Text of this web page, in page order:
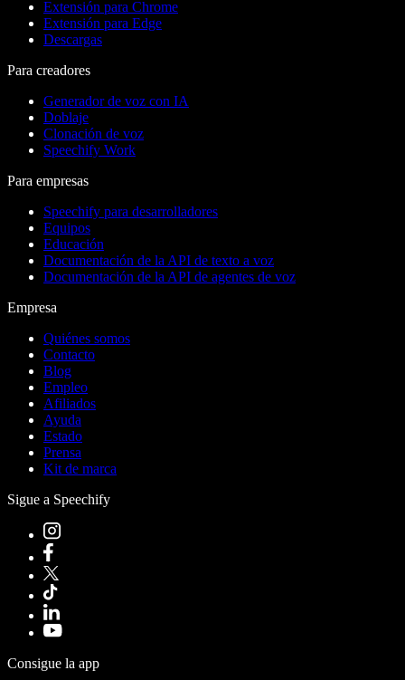
Extensión para Chrome
Extensión para Edge
Descargas
Para creadores
Generador de voz con IA
Doblaje
Clonación de voz
Speechify Work
Para empresas
Speechify para desarrolladores
Equipos
Educación
Documentación de la API de texto a voz
Documentación de la API de agentes de voz
Empresa
Quiénes somos
Contacto
Blog
Empleo
Afiliados
Ayuda
Estado
Prensa
Kit de marca
Sigue a Speechify
Consigue la app